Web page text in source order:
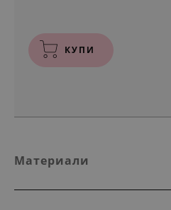
КУПИ
Материали